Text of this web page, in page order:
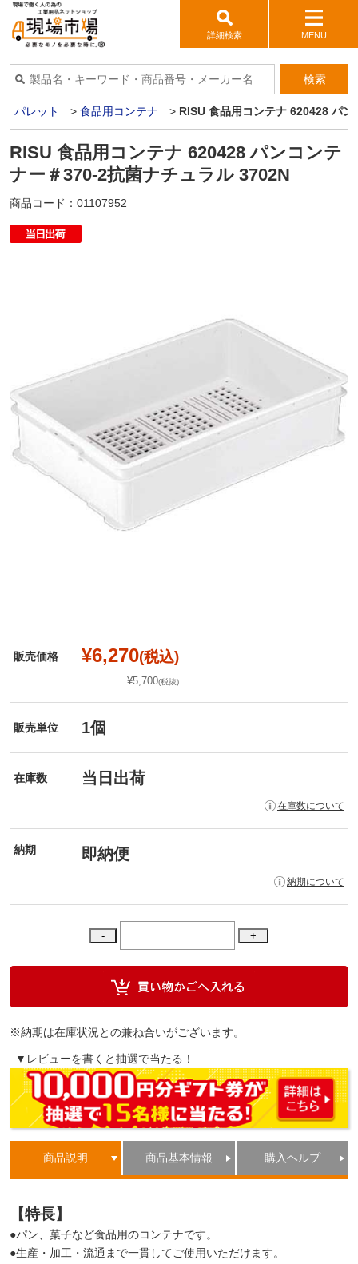
詳細検索 MENU
検索
パレット > 食品用コンテナ > RISU 食品用コンテナ 620428 パ
RISU 食品用コンテナ 620428 パンコンテ
ナー＃370-2抗菌ナチュラル 3702N
商品コード： 01107952
販売価格 ¥6,270(税込)
¥5,700(税抜)
販売単位 1個
在庫数 当日出荷
在庫数について
納期 即納便
納期について
※納期は在庫状況との兼ね合いがございます。
▼レビューを書くと抽選で当たる！
商品説明 商品基本情報 購入ヘルプ
【特長】
●パン、菓子など食品用のコンテナです。
●生産・加工・流通まで一貫してご使用いただけます。